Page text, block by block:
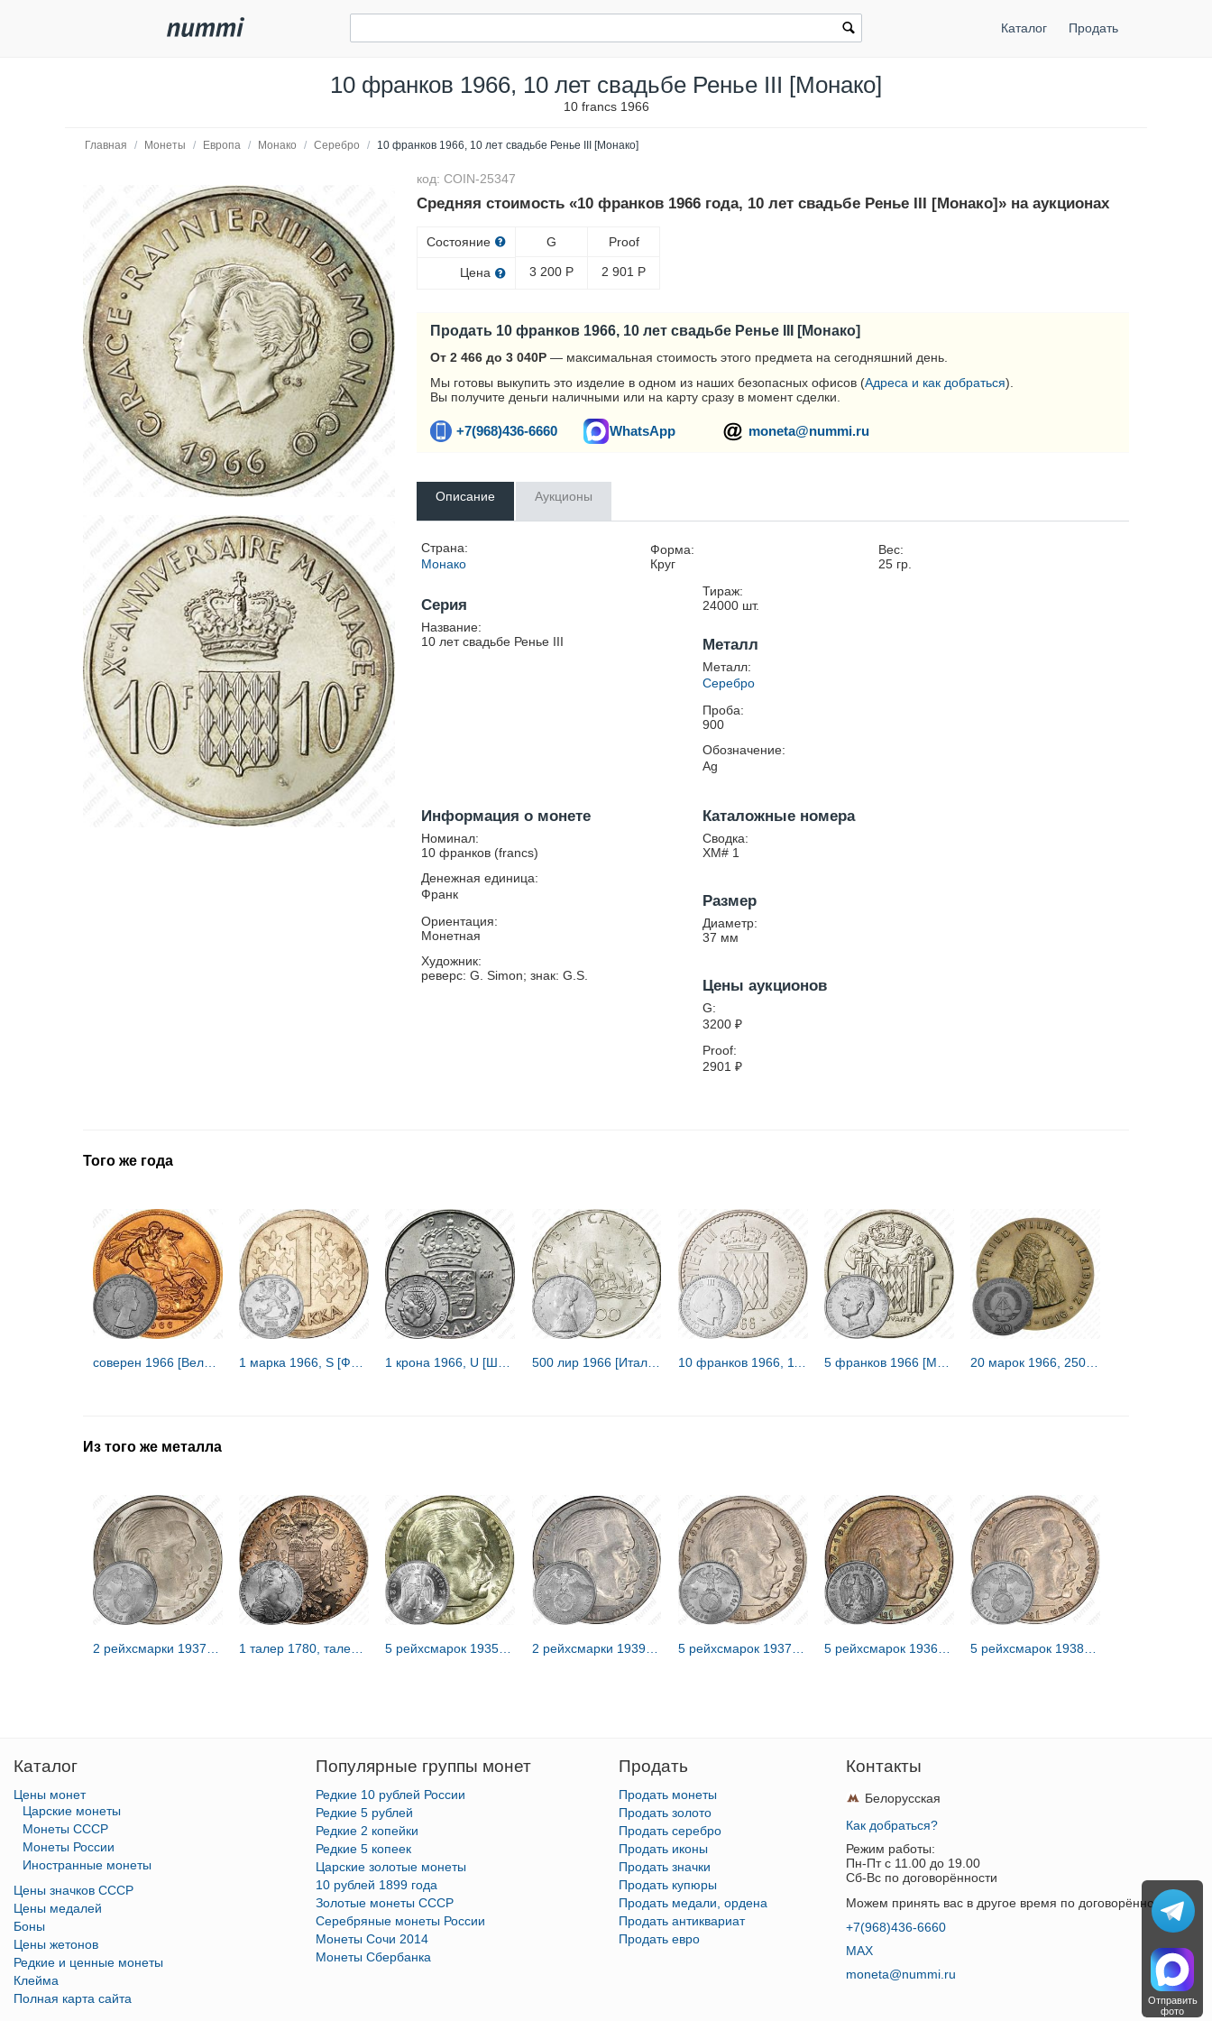
Каталог Продать
10 франков 1966, 10 лет свадьбе Ренье III [Монако]
10 francs 1966
Главная / Монеты / Европа / Монако / Серебро / 10 франков 1966, 10 лет свадьбе Ренье III [Монако]
код: COIN-25347
Средняя стоимость «10 франков 1966 года, 10 лет свадьбе Ренье III [Монако]» на аукционах
Состояние
Цена
G
3 200 Р
Proof
2 901 Р
Продать 10 франков 1966, 10 лет свадьбе Ренье III [Монако]
От 2 466 до 3 040Р — максимальная стоимость этого предмета на сегодняшний день.
Мы готовы выкупить это изделие в одном из наших безопасных офисов (Адреса и как добраться).
Вы получите деньги наличными или на карту сразу в момент сделки.
+7(968)436-6660 WhatsApp moneta@nummi.ru
Описание Аукционы
Страна:
Монако
Форма:
Круг
Вес:
25 гр.
Тираж:
24000 шт.
Серия
Название:
10 лет свадьбе Ренье III
Металл
Металл:
Серебро
Проба:
900
Обозначение:
Ag
Информация о монете
Номинал:
10 франков (francs)
Денежная единица:
Франк
Ориентация:
Монетная
Художник:
реверс: G. Simon; знак: G.S.
Каталожные номера
Сводка:
XM# 1
Размер
Диаметр:
37 мм
Цены аукционов
G:
3200 ₽
Proof:
2901 ₽
Того же года
500 лир 1966 [Италия]
Из того же металла
2 рейхсмарки 1939 [Германия / Третий рейх]
Каталог
Цены монет
Царские монеты
Монеты СССР
Монеты России
Иностранные монеты
Цены значков СССР
Цены медалей
Боны
Цены жетонов
Редкие и ценные монеты
Клейма
Полная карта сайта
Популярные группы монет
Редкие 10 рублей России
Редкие 5 рублей
Редкие 2 копейки
Редкие 5 копеек
Царские золотые монеты
10 рублей 1899 года
Золотые монеты СССР
Серебряные монеты России
Монеты Сочи 2014
Монеты Сбербанка
Продать
Продать монеты
Продать золото
Продать серебро
Продать иконы
Продать значки
Продать купюры
Продать медали, ордена
Продать антиквариат
Продать евро
Контакты
Белорусская
Как добраться?
Режим работы:
Пн-Пт c 11.00 до 19.00
Сб-Вс по договорённости
Можем принять вас в другое время по договорённости.
+7(968)436-6660
MAX
moneta@nummi.ru
Отправить
фото